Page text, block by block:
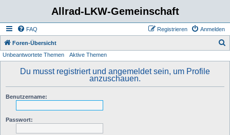
Allrad-LKW-Gemeinschaft
FAQ Anmelden
Registrieren
Foren-Übersicht
Unbeantwortete Themen Aktive Themen
Du musst registriert und angemeldet sein, um Profile
anzuschauen.
Benutzername:
Passwort: